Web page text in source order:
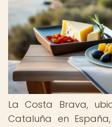
La Costa Brava,
Cataluña en